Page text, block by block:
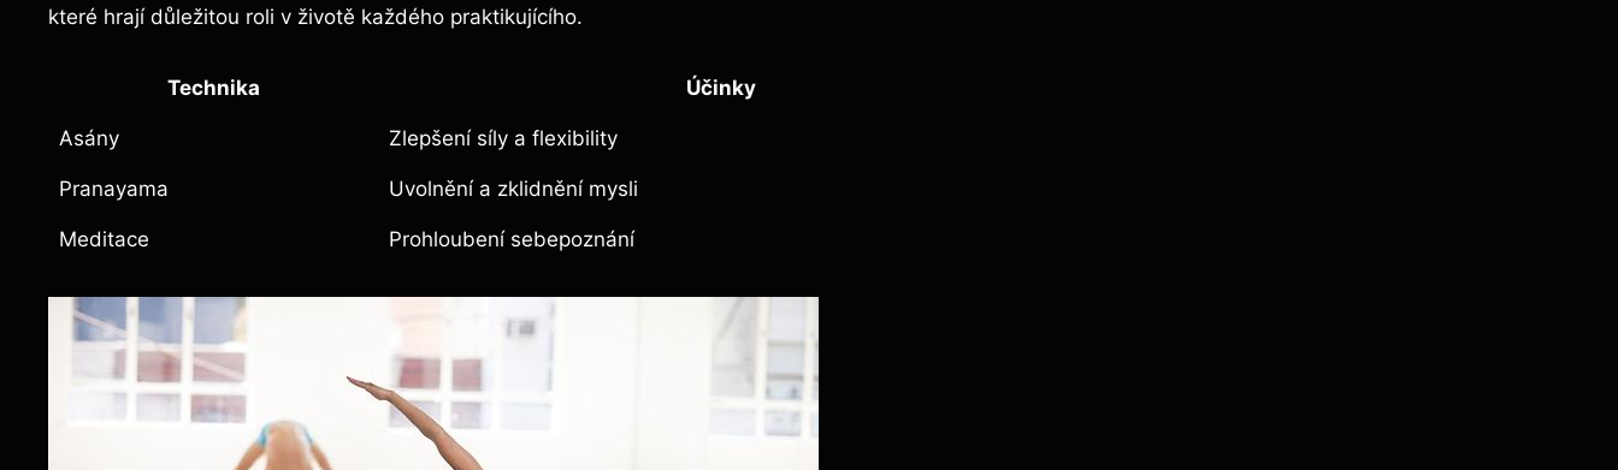
které hrají důležitou roli v životě každého praktikujícího.
Technika Účinky
Asány Zlepšení síly a flexibility
Pranayama Uvolnění a zklidnění mysli
Meditace Prohloubení sebepoznání